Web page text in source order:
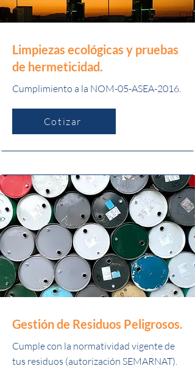
Limpiezas ecológicas y pruebas
de hermeticidad.
Cumplimiento a la NOM-05-ASEA-2016.
Cotizar
Gestión de Residuos Peligrosos.
Cumple con la normatividad vigente de
tus residuos (autorización SEMARNAT).